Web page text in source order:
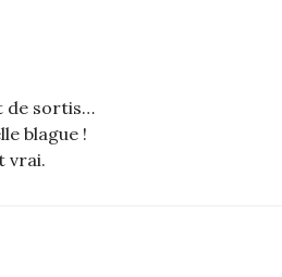
de sortis…
blague !
vrai.